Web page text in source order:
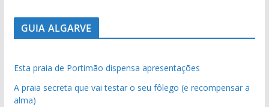
GUIA ALGARVE
Esta praia de Portimão dispensa apresentações
A praia secreta que vai testar o seu fôlego (e recompensar a
alma)